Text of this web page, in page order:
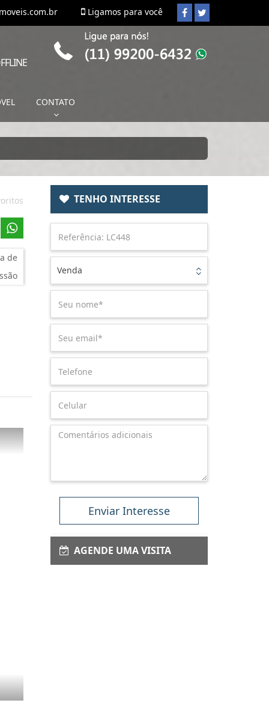
Ligamos para você
CONTATO
de
TENHO INTERESSE
Venda
Enviar Interesse
AGENDE UMA VISITA